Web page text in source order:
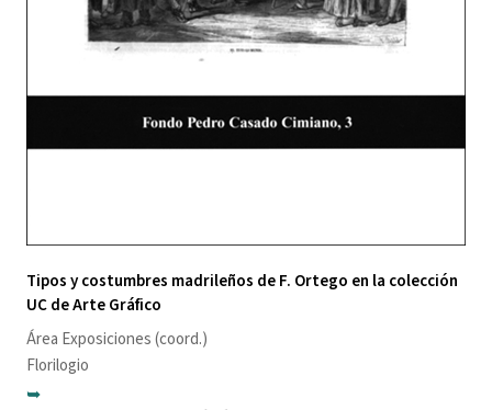
Tipos y costumbres madrileños de F. Ortego en la colección
UC de Arte Gráfico
Área Exposiciones(coord.)
Florilogio
➥